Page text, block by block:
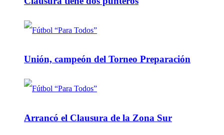
Unión, campeón del Torneo Preparación
Arrancó el Clausura de la Zona Sur